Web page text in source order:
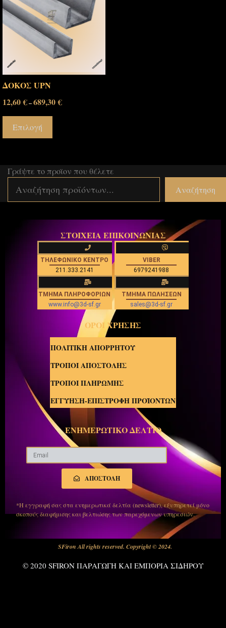
ΔΟΚΟΣ UPN
12,60€–689,30€
Επιλογή
Γράψτε το προϊον που θέλετε
Αναζήτηση
ΣΤΟΙΧΕΙΑ ΕΠΙΚΟΙΝΩΝΙΑΣ
ΤΗΛΕΦΩΝΙΚΟ ΚΕΝΤΡΟ
211.333.2141
VIBER
6979241988
ΤΜΗΜΑ ΠΛΗΡΟΦΟΡΙΩΝ
www.info@3d-sf.gr
ΤΜΗΜΑ ΠΩΛΗΣΕΩΝ
sales@3d-sf.gr
ΟΡΟΙ ΧΡΗΣΗΣ
ΠΟΛΙΤΙΚΗ ΑΠΟΡΡΗΤΟΥ
ΤΡΟΠΟΙ ΑΠΟΣΤΟΛΗΣ
ΤΡΟΠΟΙ ΠΛΗΡΩΜΗΣ
ΕΓΓΥΗΣΗ-ΕΠΙΣΤΡΟΦΗ ΠΡΟΪΟΝΤΩΝ
ΕΝΗΜΕΡΩΤΙΚΟ ΔΕΛΤΙΟ
ΑΠΟΣΤΟΛΗ
*Η εγγραφή σας στα ενημερωτικά δελτία (newsletter), εξυπηρετεί μόνο
σκοπούς διαφήμισης και βελτιώσης των παρεχόμενων υπηρεσιών.
SFiron All rights reserved. Copyright © 2024.
© 2020 SFIRON ΠΑΡΑΓΩΓΗ ΚΑΙ ΕΜΠΟΡΙΑ ΣΙΔΗΡΟΥ